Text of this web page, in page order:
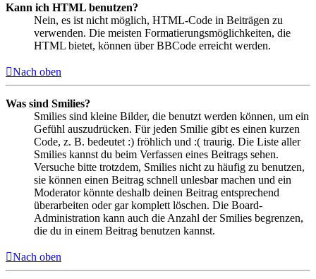
Kann ich HTML benutzen?
Nein, es ist nicht möglich, HTML-Code in Beiträgen zu
verwenden. Die meisten Formatierungsmöglichkeiten, die
HTML bietet, können über BBCode erreicht werden.
Nach oben
Was sind Smilies?
Smilies sind kleine Bilder, die benutzt werden können, um ein
Gefühl auszudrücken. Für jeden Smilie gibt es einen kurzen
Code, z. B. bedeutet :) fröhlich und :( traurig. Die Liste aller
Smilies kannst du beim Verfassen eines Beitrags sehen.
Versuche bitte trotzdem, Smilies nicht zu häufig zu benutzen,
sie können einen Beitrag schnell unlesbar machen und ein
Moderator könnte deshalb deinen Beitrag entsprechend
überarbeiten oder gar komplett löschen. Die Board-
Administration kann auch die Anzahl der Smilies begrenzen,
die du in einem Beitrag benutzen kannst.
Nach oben